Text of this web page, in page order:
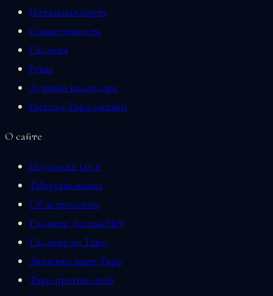
Натальная карта
Совместимость
Гадания
Руны
Лунный календарь
Расклад Таро онлайн
О сайте
Подписка 149 ₽
Telegram-канал
Об астрологии
Гадание Да или Нет
Гадание на Таро
Значение карт Таро
Таро прогноз 2026